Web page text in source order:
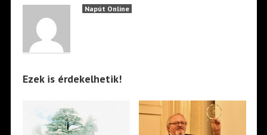
Napút Online
Ezek is érdekelhetik!